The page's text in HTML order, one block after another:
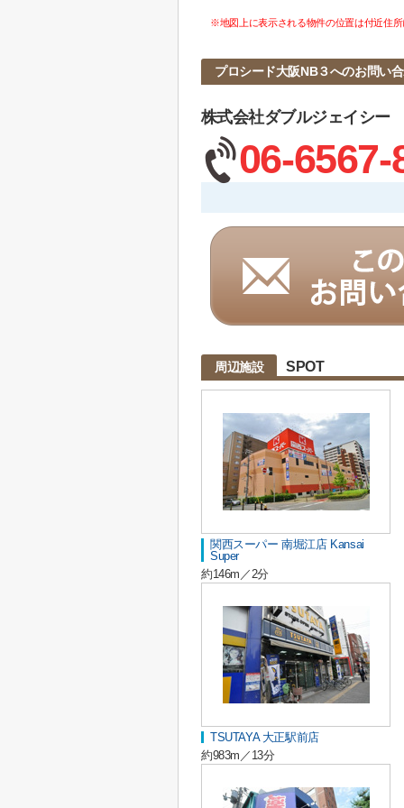
※地図上に表示される物件の位置は付近住
プロシード大阪NB３へのお問い
株式会社ダブルジェイシー
06-6567-
周辺施設 SPOT
関西スーパー 南堀江店 Kansai
Super
約146m／2分
TSUTAYA 大正駅前店
約983m／13分